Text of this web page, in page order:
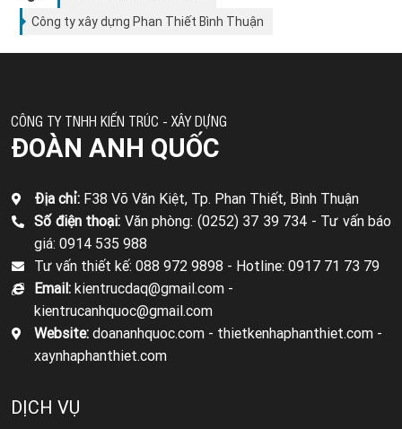
Công ty xây dựng Phan Thiết Bình Thuận
CÔNG TY TNHH KIẾN TRÚC - XÂY DỰNG
ĐOÀN ANH QUỐC
Địa chỉ: F38 Võ Văn Kiệt, Tp. Phan Thiết, Bình Thuận
Số điện thoại: Văn phòng: (0252) 37 39 734 - Tư vấn báo
giá: 0914 535 988
Tư vấn thiết kế: 088 972 9898 - Hotline: 0917 71 73 79
Email: kientrucdaq@gmail.com -
kientrucanhquoc@gmail.com
Website: doananhquoc.com - thietkenhaphanthiet.com -
xaynhaphanthiet.com
DỊCH VỤ